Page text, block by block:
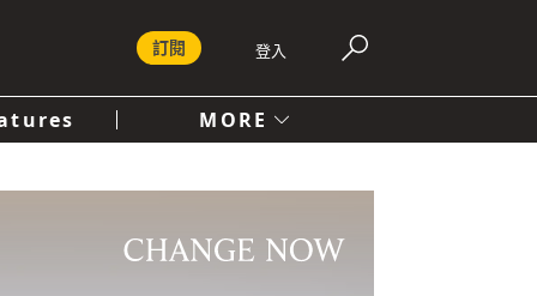
登入
訂閱
MORE